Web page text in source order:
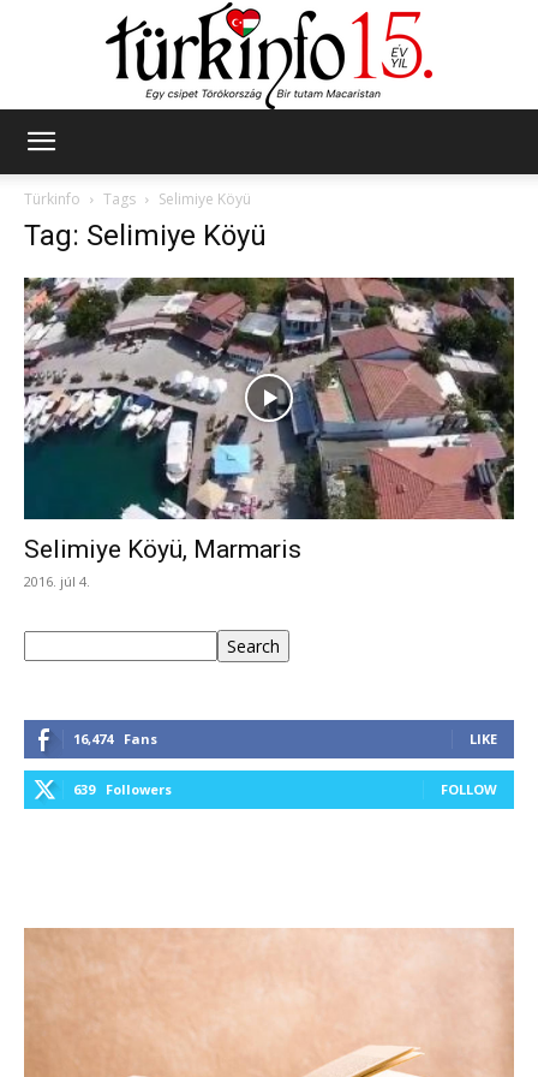
Türkinfo
Tags Selimiye Köyü
Tag: Selimiye Köyü
Selimiye Köyü, Marmaris
2016. júl 4.
Search
16,474 Fans LIKE
639 Followers FOLLOW